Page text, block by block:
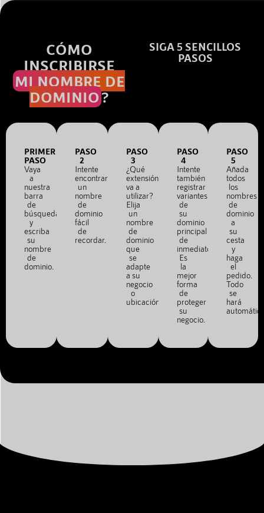
CÓMO
INSCRIBIRSE
MI NOMBRE DE
DOMINIO?
SIGA 5 SENCILLOS
PASOS
PRIMER
PASO
Vaya
a
nuestra
barra
de
búsqueda
y
escriba
su
nombre
de
dominio.
PASO
2
Intente
encontrar
un
nombre
de
dominio
fácil
de
recordar.
PASO
3
¿Qué
extensión
va a
utilizar?
Elija
un
nombre
de
dominio
que
se
adapte
a su
negocio
o
ubicación.
PASO
4
Intente
también
registrar
variantes
de
su
dominio
principal
de
inmediato.
Es
la
mejor
forma
de
proteger
su
negocio.
PASO
5
Añada
todos
los
nombres
de
dominio
a
su
cesta
y
haga
el
pedido.
Todo
se
hará